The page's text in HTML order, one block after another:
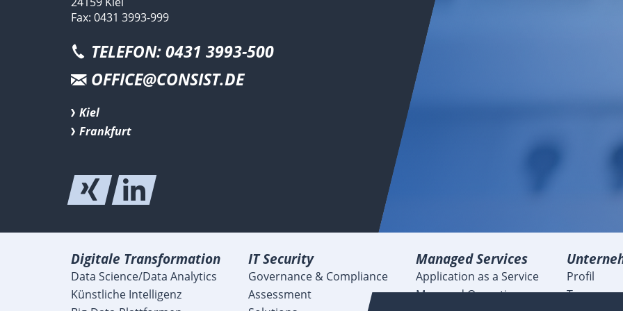
Fax: 0431 3993-999
TELEFON: 0431 3993-500
OFFICE@CONSIST.DE
Kiel
Frankfurt
Digitale Transformation
Data Science/Data Analytics
Künstliche Intelligenz
IT Security
Governance & Compliance
Assessment
Managed Services
Application as a Service
Managed Operations
Profil
Team